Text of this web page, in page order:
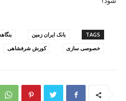
TAGS بانک ایران زمین
خصوصی سازی
کورش شرفشاهی